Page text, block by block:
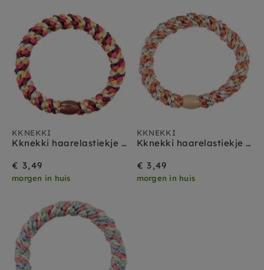
KKNEKKI
Kknekki haarelastiekje mix roze choco glitter
€ 3,49
morgen in huis
KKNEKKI
Kknekki haarelastiekje mix terra glitter
€ 3,49
morgen in huis